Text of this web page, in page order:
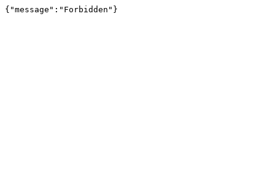
{"message":"Forbidden"}